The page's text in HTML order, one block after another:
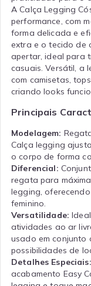
A Calça Legging
performance, com
forma delicada e
extra e o tecido de
apertar, ideal para
casuais. Versátil, a
com camisetas,
criando looks
Principais
Modelagem:
Calça legging
o corpo de forma
Diferencial:
regata para
legging,
feminino.
Versatilidade:
atividades ao ar
usado em conjunto
possibilidades de
Detalhes Especiais:
acabamento Easy